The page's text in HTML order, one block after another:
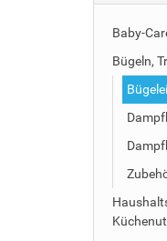
Baby-
Bügeln,